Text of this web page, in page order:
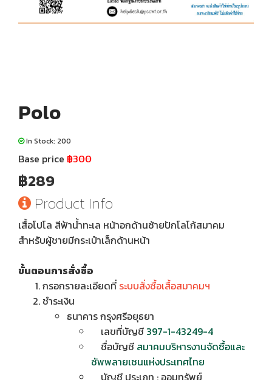
Polo
In Stock: 200
Base price ฿300
฿289
Product Info
เสื้อโปโล สีฟ้าน้ำทะเล หน้าอกด้านซ้ายปักโลโก้สมาคม
สำหรับผู้ชายมีกระเป๋าเล็กด้านหน้า
ขั้นตอนการสั่งซื้อ
กรอกรายละเอียดที่ ระบบสั่งซื้อเสื้อสมาคมฯ
ชำระเงิน
ธนาคาร กรุงศรีอยุธยา
เลขที่บัญชี 397-1-43249-4
ชื่อบัญชี สมาคมบริหารงานจัดซื้อและ
ซัพพลายเชนแห่งประเทศไทย
บัญชี ประเภท : ออมทรัพย์